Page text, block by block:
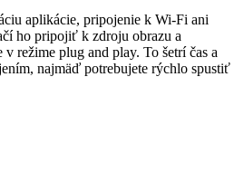
aplikácie, pripojenie k Wi-Fi ani
ho pripojiť k zdroju obrazu a
režime plug and play. To šetrí čas a
najmäď potrebujete rýchlo spustiť